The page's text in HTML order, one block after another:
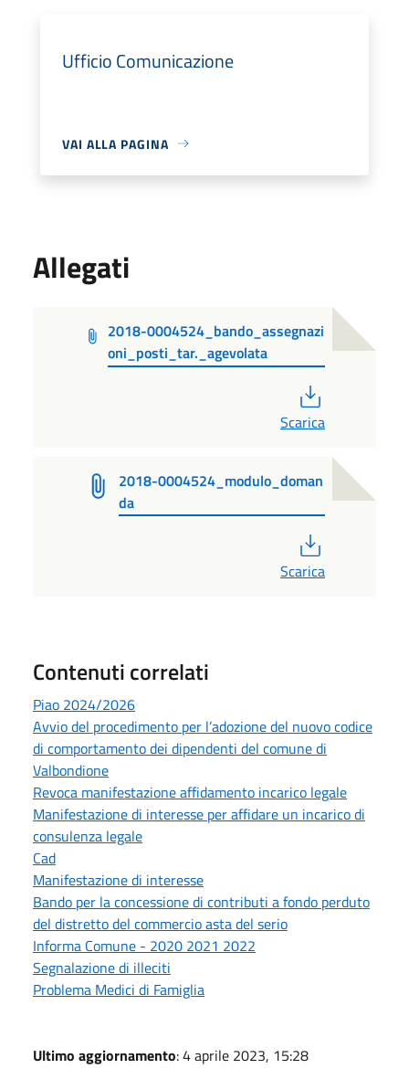
Ufficio Comunicazione
VAI ALLA PAGINA
Allegati
2018-0004524_bando_assegnazi
oni_posti_tar._agevolata
Scarica
2018-0004524_modulo_doman
da
Scarica
Contenuti correlati
Piao 2024/2026
Avvio del procedimento per l’adozione del nuovo codice
di comportamento dei dipendenti del comune di
Valbondione
Revoca manifestazione affidamento incarico legale
Manifestazione di interesse per affidare un incarico di
consulenza legale
Cad
Manifestazione di interesse
Bando per la concessione di contributi a fondo perduto
del distretto del commercio asta del serio
Informa Comune - 2020 2021 2022
Segnalazione di illeciti
Problema Medici di Famiglia
Ultimo aggiornamento: 4 aprile 2023, 15:28